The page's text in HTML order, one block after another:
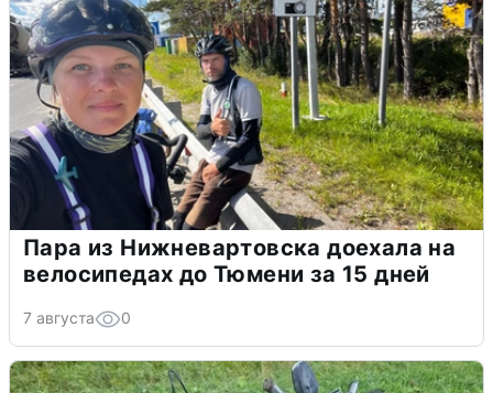
Пара из Нижневартовска доехала на
велосипедах до Тюмени за 15 дней
7 августа 0